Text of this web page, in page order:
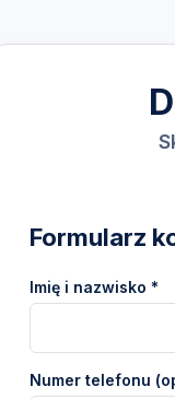
Formularz
Imię i nazwisko *
Numer telefonu